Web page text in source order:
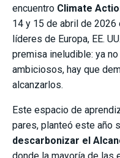
encuentro Climate
14 y 15 de abril de 2026
líderes de Europa, EE.
premisa ineludible: ya
ambiciosos, hay que
alcanzarlos.
Este espacio de
pares, planteó este año
descarbonizar el